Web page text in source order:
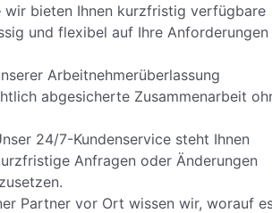
wir bieten Ihnen kurzfristig verfügbare
und flexibel auf Ihre Anforderungen
Arbeitnehmerüberlassung
abgesicherte Zusammenarbeit
24/7-Kundenservice steht Ihnen
Anfragen oder Änderungen
Partner vor Ort wissen wir, worauf